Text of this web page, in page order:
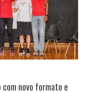
novo formato e